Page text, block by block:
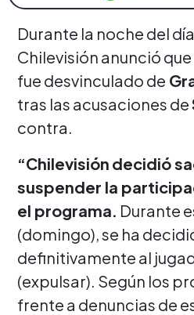
Durante la noche del
Chilevisión anunció que
fue desvinculado de
tras las acusaciones de
contra.
“Chilevisión decidió
suspender la
el programa. Durante
(domingo), se ha
definitivamente al
(expulsar). Según los
frente a denuncias de